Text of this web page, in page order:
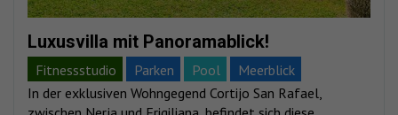
Luxusvilla mit Panoramablick!
Fitnessstudio Parken Pool
Meerblick
Bergblick
In der exklusiven Wohngegend Cortijo San Rafael,